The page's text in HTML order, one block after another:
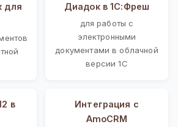
для
Диадок в 1С:Фреш
для работы с
электронными
документами в облачной
версии 1С
в
Интеграция с
AmoCRM